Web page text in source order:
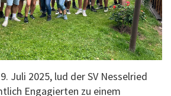
Juli 2025, lud der SV Nesselried
Engagierten zu einem